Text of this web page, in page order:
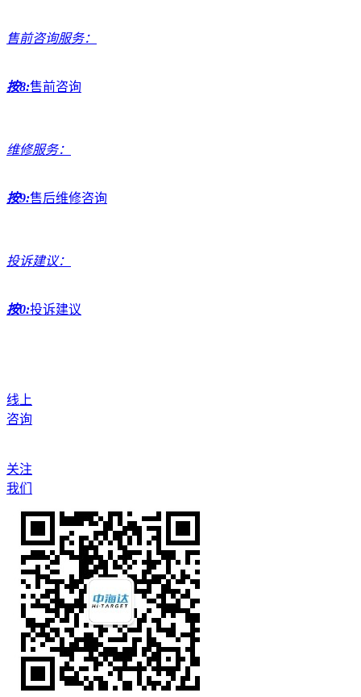
售前咨询服务：
按8:售前咨询
维修服务：
按9:售后维修咨询
投诉建议：
按0:投诉建议
线上
咨询
关注
我们